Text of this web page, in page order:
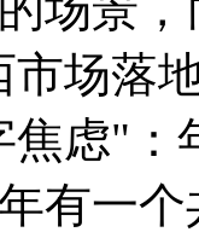
场落
虑"：
有一